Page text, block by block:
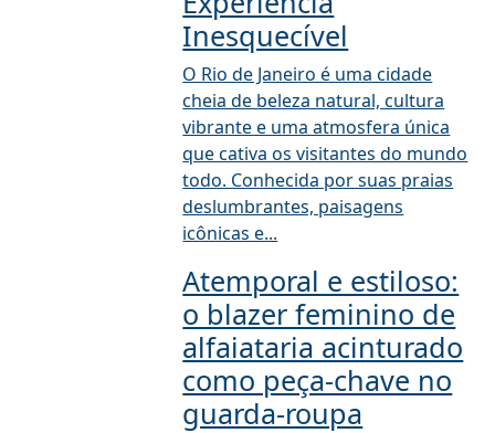
Inesquecível
O Rio de Janeiro é uma cidade
cheia de beleza natural, cultura
vibrante e uma atmosfera única
que cativa os visitantes do mundo
todo. Conhecida por suas praias
deslumbrantes, paisagens
icônicas e...
Atemporal e estiloso:
o blazer feminino de
alfaiataria acinturado
como peça-chave no
guarda-roupa